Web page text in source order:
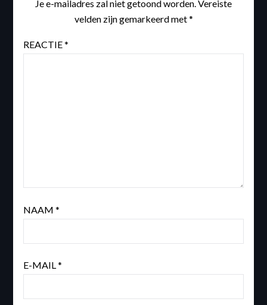
Je e-mailadres zal niet getoond worden.Vereiste
velden zijn gemarkeerd met*
REACTIE*
NAAM *
E-MAIL*